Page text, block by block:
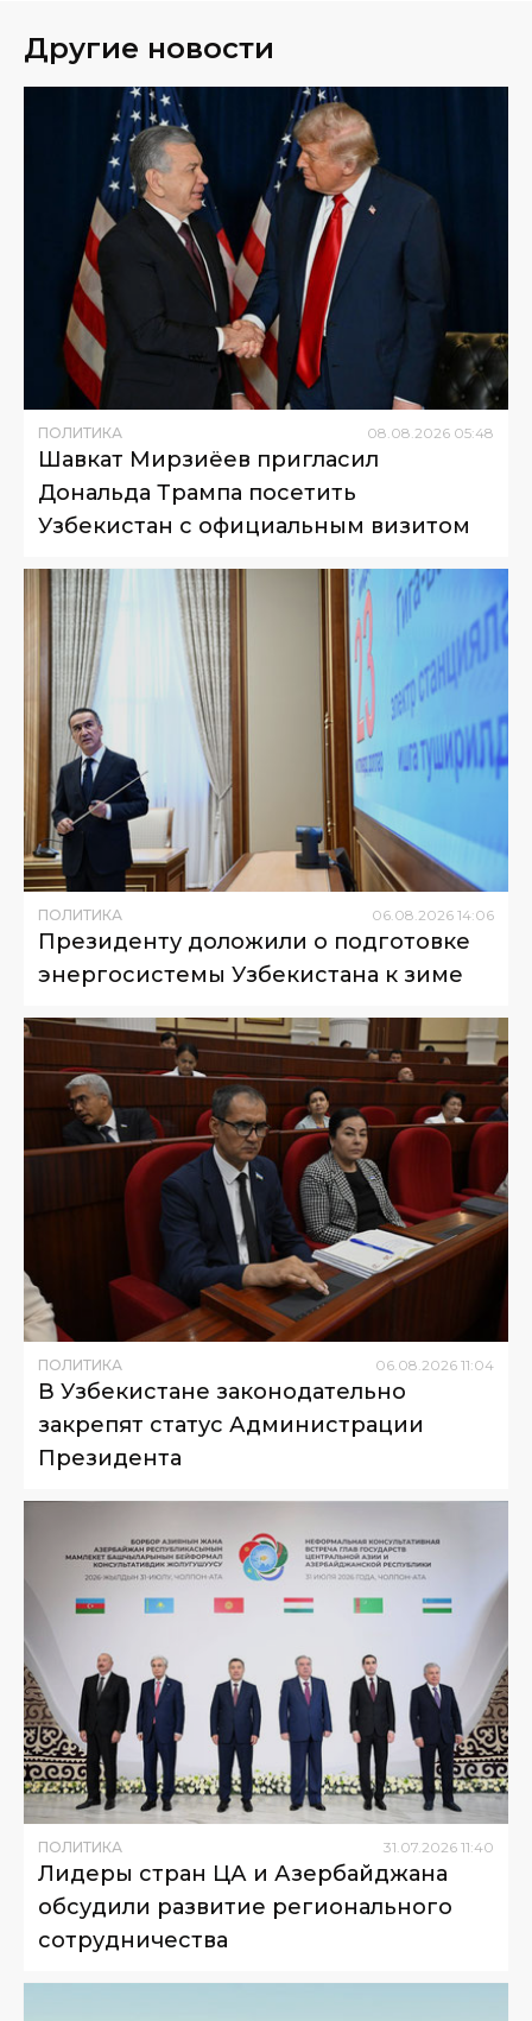
Другие новости
ПОЛИТИКА 08.08.2026 05:48
Шавкат Мирзиёев пригласил
Дональда Трампа посетить
Узбекистан с официальным визитом
ПОЛИТИКА 06.08.2026 14:06
Президенту доложили о подготовке
энергосистемы Узбекистана к зиме
ПОЛИТИКА 06 08 2026 11:04
В Узбекистане законодательно
закрепят статус Администрации
Президента
ПОЛИТИКА 31.07.2026 11:40
Лидеры стран ЦА и Азербайджана
обсудили развитие регионального
сотрудничества